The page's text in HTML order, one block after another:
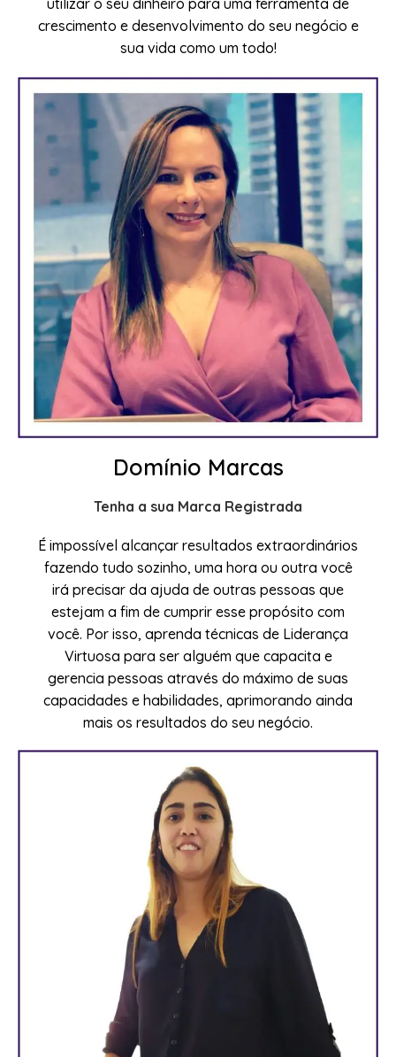
utilizar o seu dinheiro para uma ferramenta de
crescimento e desenvolvimento do seu negócio e
sua vida como um todo!
Domínio Marcas
Tenha a sua Marca Registrada
É impossível alcançar resultados extraordinários
fazendo tudo sozinho, uma hora ou outra você
irá precisar da ajuda de outras pessoas que
estejam a fim de cumprir esse propósito com
você. Por isso, aprenda técnicas de Liderança
Virtuosa para ser alguém que capacita e
gerencia pessoas através do máximo de suas
capacidades e habilidades, aprimorando ainda
mais os resultados do seu negócio.